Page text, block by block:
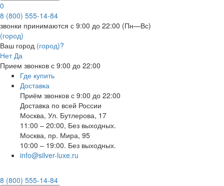
0
8 (800) 555-14-84
звонки принимаются с 9:00 до 22:00 (Пн—Вс)
(город)
Ваш город (город)?
Нет Да
Прием звонков с 9:00 до 22:00
Где купить
Доставка
Приём звонков с 9:00 до 22:00
Доставка по всей России
Москва, Ул. Бутлерова, 17
11:00 – 20:00, Без выходных.
Москва, пр. Мира, 95
10:00 – 19:00. Без выходных.
info@silver-luxe.ru
8 (800) 555-14-84